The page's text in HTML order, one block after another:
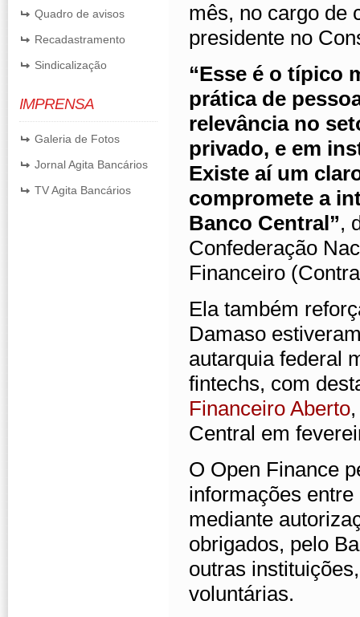
Quadro de avisos
Recadastramento
Sindicalização
IMPRENSA
Galeria de Fotos
Jornal Agita Bancários
TV Agita Bancários
mês, no cargo de
presidente no
“Esse é o típico
prática de
relevância no
privado, e em
Existe aí um
compromete a
Banco Central”,
Confederação
Financeiro
Ela também
Damaso
autarquia federal
fintechs, com
Financeiro Aberto
Central em
O Open Finance
informações
mediante
obrigados, pelo
outras
voluntárias.